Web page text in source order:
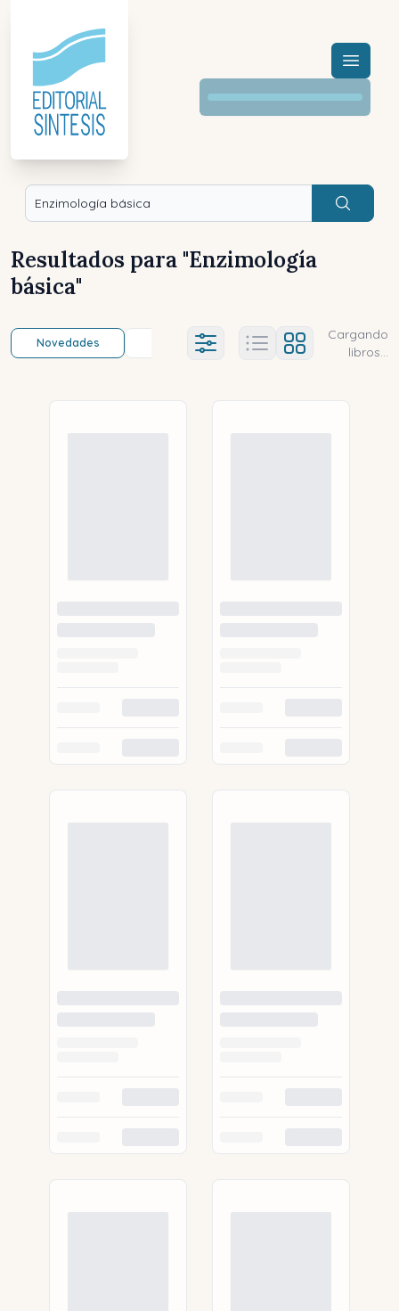
Menú
Buscar
Resultados para "Enzimología
básica"
Novedades Título (a-z) Título (z-a)
Ajustes abierto
Cargando
libros...